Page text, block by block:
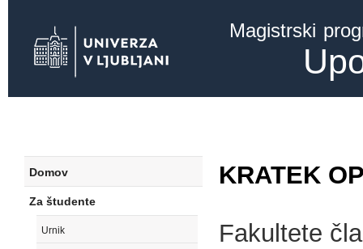
Magistrski
KRATEK
Fakultete
Domov
Za študente
Urnik